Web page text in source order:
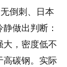
倒刺、日本
做出判断：
大，密度低不
高碳钢。实际